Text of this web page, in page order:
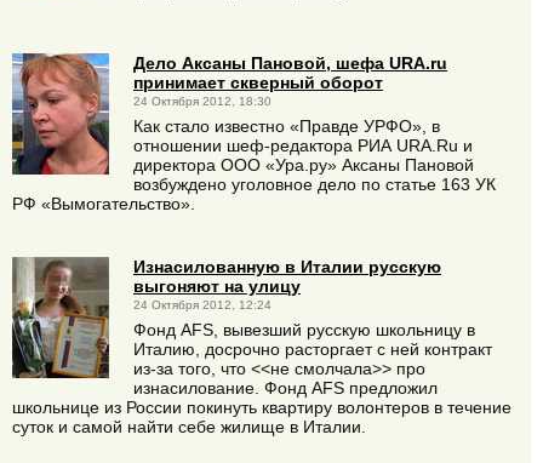
Дело Аксаны Пановой, шефа URA.ru
принимает скверный оборот
24 Октября 2012, 18:30
Как стало известно «Правде УРФО», в
отношении шеф-редактора РИА URA.Ru и
директора ООО «Ура.ру» Аксаны Пановой
возбуждено уголовное дело по статье 163 УК
РФ «Вымогательство».
Изнасилованную в Италии русскую
выгоняют на улицу
24 Октября 2012, 12:24
Фонд AFS, вывезший русскую школьницу в
Италию, досрочно расторгает с ней контракт
из-за того, что <<не смолчала>> про
изнасилование. Фонд AFS предложил
школьнице из России покинуть квартиру волонтеров в течение
суток и самой найти себе жилище в Италии.